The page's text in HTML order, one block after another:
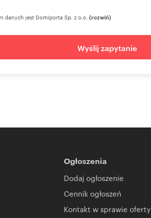
danych jest Domiporta Sp. z o.o. (rozwiń)
Wyślij zapytanie
Ogłoszenia
Dodaj ogłoszenie
Cennik ogłoszeń
Kontakt w sprawie oferty